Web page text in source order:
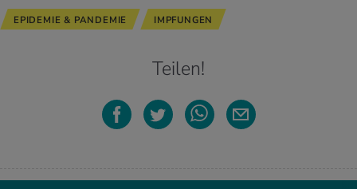
EPIDEMIE & PANDEMIE IMPFUNGEN
Teilen!